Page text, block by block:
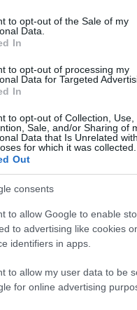
to opt-out of the Sale of my
Data.
In
to opt-out of processing my
Data for Targeted
In
to opt-out of Collection, Use,
Sale, and/or Sharing of
Data that Is Unrelated
for which it was collected.
Out
consents
to allow Google to enable
to advertising like cookies
identifiers in apps.
to allow my user data to be
for online advertising
bejegyzések